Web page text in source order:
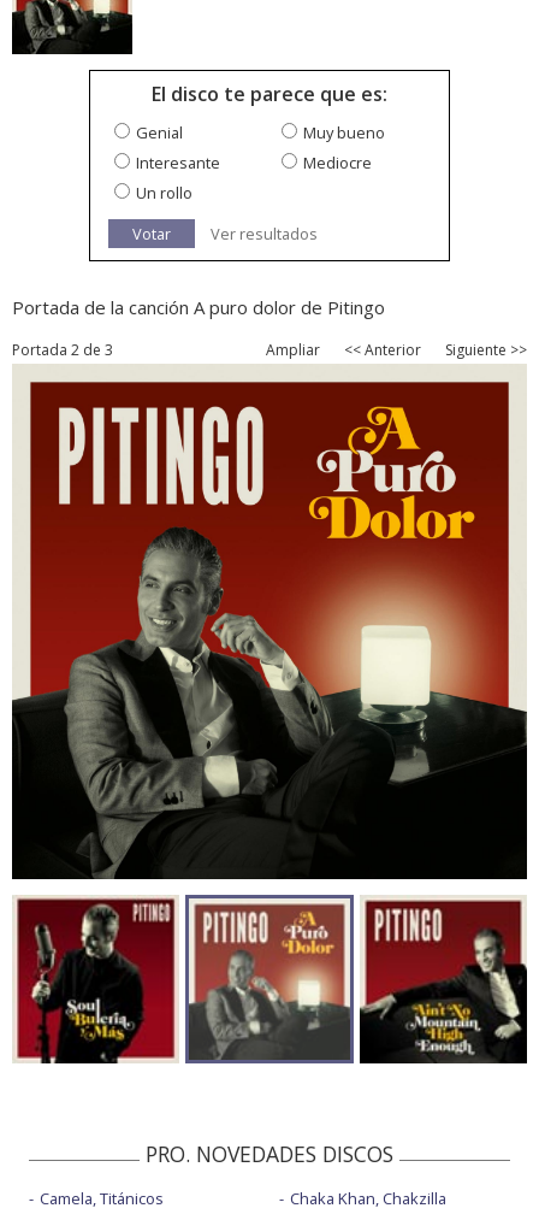
El disco te parece que es:
Genial
Muy bueno
Interesante
Mediocre
Un rollo
Votar
Ver resultados
Portada de la canción A puro dolor de Pitingo
Portada 2 de 3 Ampliar << Anterior Siguiente >>
PRO. NOVEDADES DISCOS
Camela, Titánicos
Chaka Khan, Chakzilla